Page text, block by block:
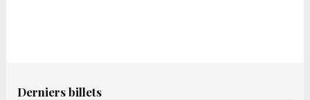
Derniers billets